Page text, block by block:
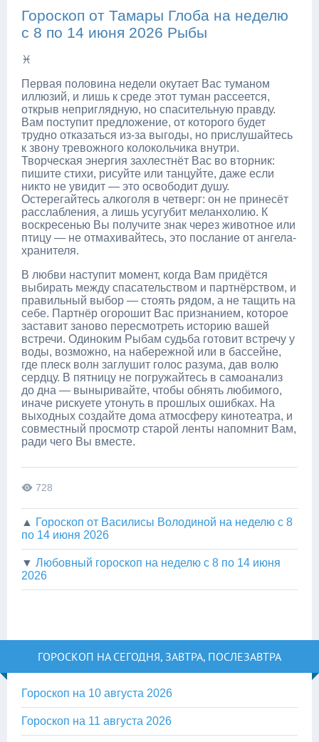
Гороскоп от Тамары Глоба на неделю
с 8 по 14 июня 2026 Рыбы
♓
Первая половина недели окутает Вас туманом
иллюзий, и лишь к среде этот туман рассеется,
открыв неприглядную, но спасительную правду.
Вам поступит предложение, от которого будет
трудно отказаться из-за выгоды, но прислушайтесь
к звону тревожного колокольчика внутри.
Творческая энергия захлестнёт Вас во вторник:
пишите стихи, рисуйте или танцуйте, даже если
никто не увидит — это освободит душу.
Остерегайтесь алкоголя в четверг: он не принесёт
расслабления, а лишь усугубит меланхолию. К
воскресенью Вы получите знак через животное или
птицу — не отмахивайтесь, это послание от ангела-
хранителя.
В любви наступит момент, когда Вам придётся
выбирать между спасательством и партнёрством, и
правильный выбор — стоять рядом, а не тащить на
себе. Партнёр огорошит Вас признанием, которое
заставит заново пересмотреть историю вашей
встречи. Одиноким Рыбам судьба готовит встречу у
воды, возможно, на набережной или в бассейне,
где плеск волн заглушит голос разума, дав волю
сердцу. В пятницу не погружайтесь в самоанализ
до дна — выныривайте, чтобы обнять любимого,
иначе рискуете утонуть в прошлых ошибках. На
выходных создайте дома атмосферу кинотеатра, и
совместный просмотр старой ленты напомнит Вам,
ради чего Вы вместе.
728
▲ Гороскоп от Василисы Володиной на неделю с 8
по 14 июня 2026
▼ Любовный гороскоп на неделю с 8 по 14 июня
2026
ГОРОСКОП НА СЕГОДНЯ, ЗАВТРА, ПОСЛЕЗАВТРА
Гороскоп на 10 августа 2026
Гороскоп на 11 августа 2026